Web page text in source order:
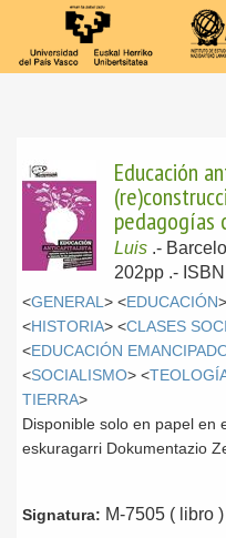
Educación
pedagogías
Luis .-
202pp .-
<GENERAL > <EDUCACIÓN
<HISTORIA> <CLASES
<EDUCACIÓN
<SOCIALISMO> <
TIERRA>
Disponible solo en papel en
eskuragarri Dokumentazio
Signatura: M-7505 ( libro )